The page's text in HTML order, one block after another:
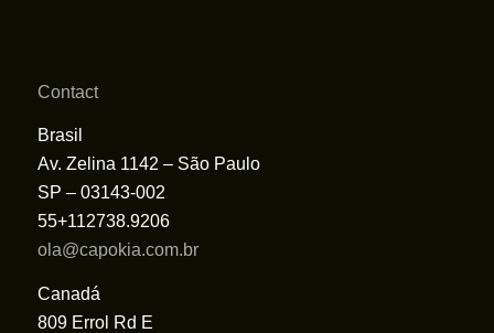
Contact
Brasil
Av. Zelina 1142 – São Paulo
SP – 03143-002
55+112738.9206
ola@capokia.com.br
Canadá
809 Errol Rd E